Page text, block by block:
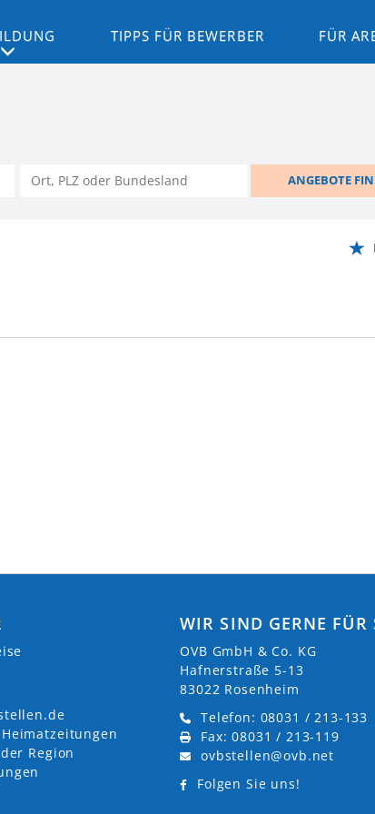
TIPPS FÜR BEWERBER FÜR
ANGEBOTE
Region
WIR SIND GERNE FÜR
OVB GmbH & Co. KG
Hafnerstraße 5-13
83022 Rosenheim
Telefon: 08031 / 213-133
Fax: 08031 / 213-119
ovbstellen@ovb.net
Folgen Sie uns!